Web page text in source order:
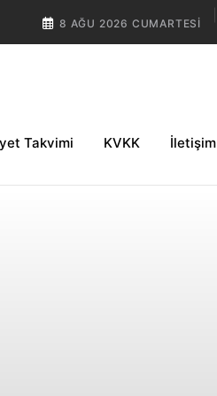
8 AĞU 2026 CUMARTESI
Takvimi KVKK İletişim